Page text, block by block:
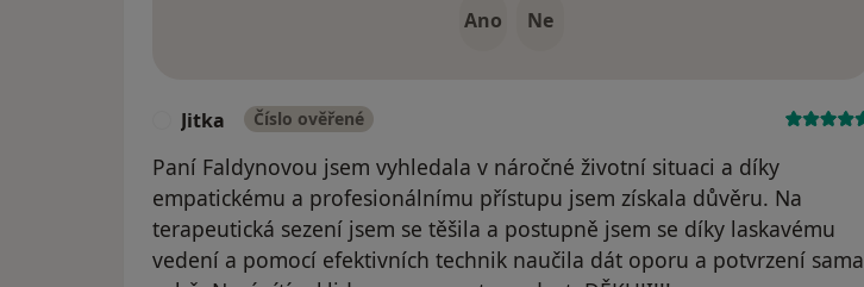
Ano Ne
Jitka Číslo ověřené
Paní Faldynovou jsem vyhledala v náročné životní situaci a díky
empatickému a profesionálnímu přístupu jsem získala důvěru. Na
terapeutická sezení jsem se těšila a postupně jsem se díky laskavému
vedení a pomocí efektivních technik naučila dát oporu a potvrzení sama